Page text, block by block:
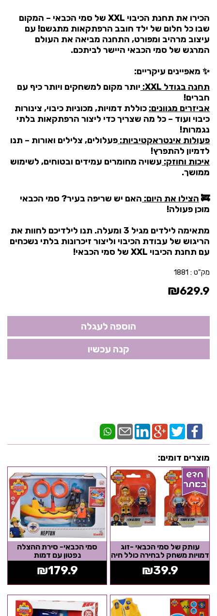
הכירו את תחנת הכיבוי XXL של סמי הכבאי – המקום
שבו כל חלום של ילד חובב הרפתקאות מתגשם! עם
עיצוב מרהיב ומפורט, התחנה מביאה את העולם
המרגש של סמי הכבאי היישר לביתכם.
✨ מאפיינים עיקריים:
תחנה בגודל XXL:
יותר מקום למשחקים ויותר כיף עם
חברים!
אביזרים מגוונים: כוללת דמויות, מכוניות כיבוי, צינורות
כיבוי ועוד – כל מה שצריך כדי ליצור הרפתקאות בלתי
נגמרות!
פעולות אינטראקטיביות: פעלולים, צלילים ואורות – תנו
לדמיון להתפרץ!
איכות וחוזק: עשויה מחומרים עמידים ובטוחים, לשימוש
ממושך.
🚒 הצילו את היום: האם יש שריפה בעיר? סמי הכבאי
מוכן פעולה!
מתאימה לילדים מגיל 3 ומעלה. תנו לילדיכם לחוות את
הריגוש של עבודת הכיבוי וליצור זיכרונות בלתי נשכחים
עם תחנת הכיבוי XXL של סמי הכבאי!
מק"ט : 1881
₪629.9
מוצרים דומים:
עותק של סמי הכבאי -זוג
דמויות משחק לבחירה כולל חיה
וציוד נלווה
₪39.9
סמי הכבאי- סירת ההצלה
נפטון עם דמות
₪179.9